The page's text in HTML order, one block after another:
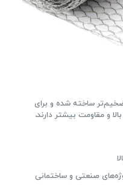
ساخته شده و برای
و مقاومت بیشتر دارند،
صنعتی و ساختمانی